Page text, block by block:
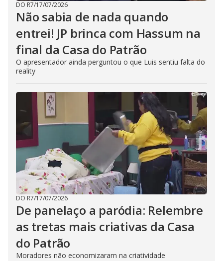
DO R7/17/07/2026
Não sabia de nada quando
entrei! JP brinca com Hassum na
final da Casa do Patrão
O apresentador ainda perguntou o que Luis sentiu falta do
reality
DO R7/17/07/2026
De panelaço a paródia: Relembre
as tretas mais criativas da Casa
do Patrão
Moradores não economizaram na criatividade